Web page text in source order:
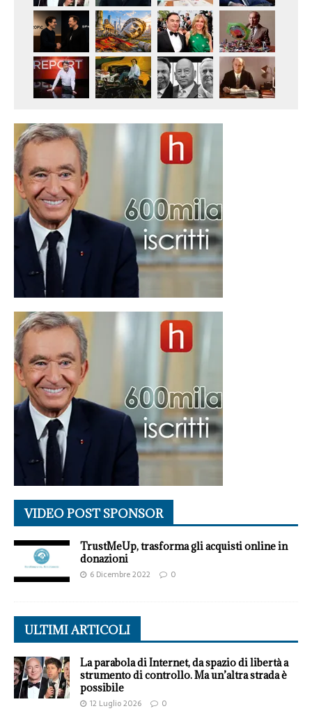
VIDEO POST SPONSOR
TrustMeUp, trasforma gli acquisti online in
donazioni
6 Dicembre 2022 0
ULTIMI ARTICOLI
La parabola di Internet, da spazio di libertà a
strumento di controllo. Ma un’altra strada è
possibile
12 Luglio 2026 0